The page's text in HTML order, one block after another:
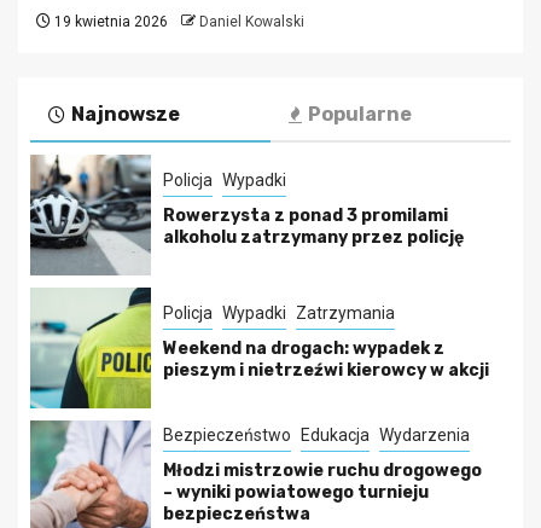
19 kwietnia 2026 Daniel Kowalski
Najnowsze Popularne
Policja Wypadki
Rowerzysta z ponad 3 promilami
alkoholu zatrzymany przez policję
Policja Wypadki Zatrzymania
Weekend na drogach: wypadek z
pieszym i nietrzeźwi kierowcy w akcji
Bezpieczeństwo Edukacja Wydarzenia
Młodzi mistrzowie ruchu drogowego
– wyniki powiatowego turnieju
bezpieczeństwa